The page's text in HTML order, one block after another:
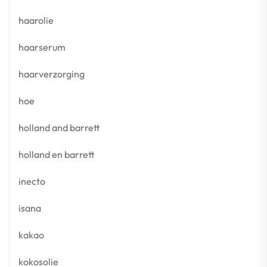
haarolie
haarserum
haarverzorging
hoe
holland and barrett
holland en barrett
inecto
isana
kakao
kokosolie